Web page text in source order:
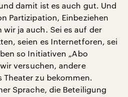
damit ist es auch gut. Und
Partizipation, Einbeziehen
ja auch. Sei es auf der
seien es Internetforen, sei
so Initiativen „Abo
versuchen, andere
zu bekommen.
Sprache, die Beteiligung